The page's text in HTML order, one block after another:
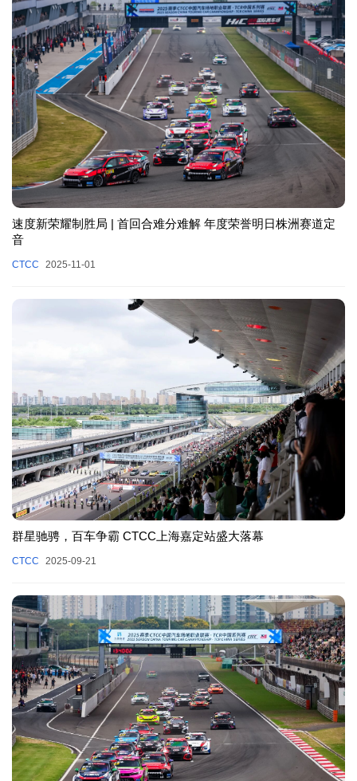
速度新荣耀制胜局 | 首回合难分难解 年度荣誉明日株洲赛道定
音
CTCC 2025-11-01
群星驰骋，百车争霸 CTCC上海嘉定站盛大落幕
CTCC 2025-09-21